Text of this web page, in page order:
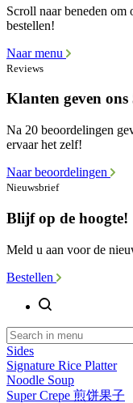
Scroll naar beneden om
bestellen!
Naar menu
Reviews
Klanten geven ons
Na 20 beoordelingen
ervaar het zelf!
Naar beoordelingen
Nieuwsbrief
Blijf op de hoogte!
Meld u aan voor de
Bestellen
Sides
Signature Rice Platter
Noodle Soup
Super Crepe 煎饼果子